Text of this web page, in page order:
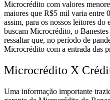
Microcrédito com valores
maiores que R$5 mil varia entre
assim, para os nossos leitores
buscam Microcrédito, o
ressaltar que, no período de
Microcrédito com a entrada das
Microcrédito X
Uma informação importante